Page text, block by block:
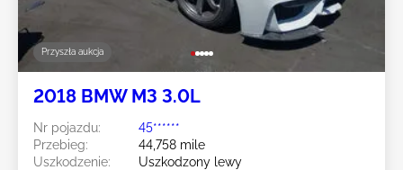
Przyszła aukcja
2018 BMW M3 3.0L
Nr pojazdu:
45******
Przebieg:
44,758 mile
Uszkodzenie:
Uszkodzony lewy